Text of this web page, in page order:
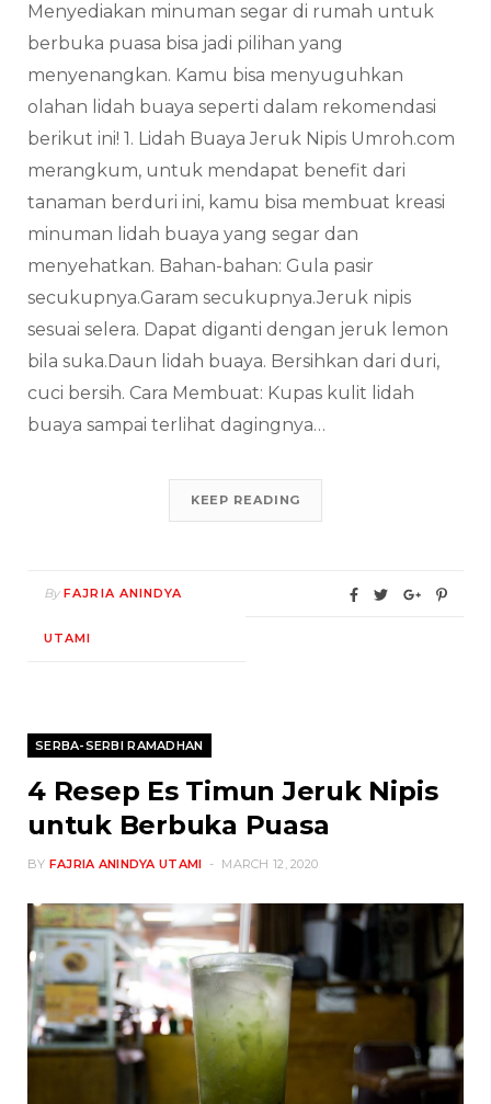
Menyediakan minuman segar di rumah untuk
berbuka puasa bisa jadi pilihan yang
menyenangkan. Kamu bisa menyuguhkan
olahan lidah buaya seperti dalam rekomendasi
berikut ini! 1. Lidah Buaya Jeruk Nipis Umroh.com
merangkum, untuk mendapat benefit dari
tanaman berduri ini, kamu bisa membuat kreasi
minuman lidah buaya yang segar dan
menyehatkan. Bahan-bahan: Gula pasir
secukupnya.Garam secukupnya.Jeruk nipis
sesuai selera. Dapat diganti dengan jeruk lemon
bila suka.Daun lidah buaya. Bersihkan dari duri,
cuci bersih. Cara Membuat: Kupas kulit lidah
buaya sampai terlihat dagingnya…
KEEP READING
By FAJRIA ANINDYA
UTAMI
SERBA-SERBI RAMADHAN
4 Resep Es Timun Jeruk Nipis
untuk Berbuka Puasa
BY FAJRIA ANINDYA UTAMI MARCH 12, 2020